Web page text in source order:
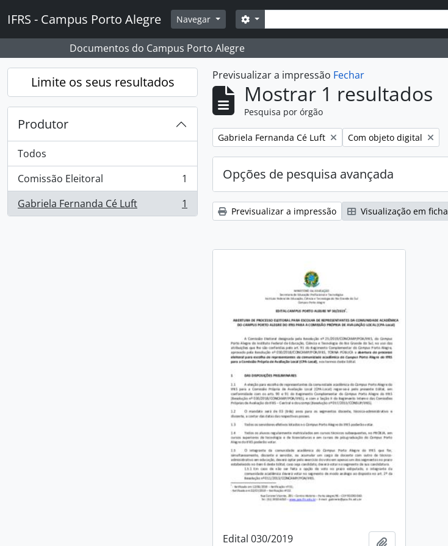
IFRS - Campus Porto Alegre Navegar Pesquisar
Opções de busca
Documentos do Campus Porto Alegre
Limite os seus resultados
Produtor
Todos
Comissão Eleitoral
, 1 resultados
1
Gabriela Fernanda Cé Luft
, 1 resultados 1
Previsualizar a impressão Fechar
Mostrar 1 resultados
Pesquisa por órgão
Remover filtro:
Gabriela Fernanda Cé Luft Remover filtro:
Com objeto digital
Opções de pesquisa avançada
Previsualizar a impressão Visualização em ficha
Edital 030/2019